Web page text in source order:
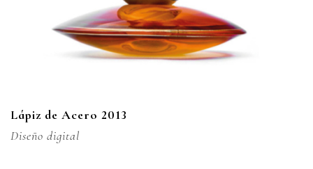
Lápiz de Acero 2013
Diseño digital